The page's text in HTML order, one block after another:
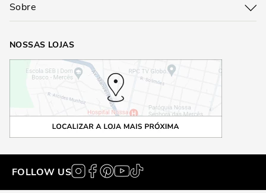
Sobre
NOSSAS LOJAS
FOLLOW US